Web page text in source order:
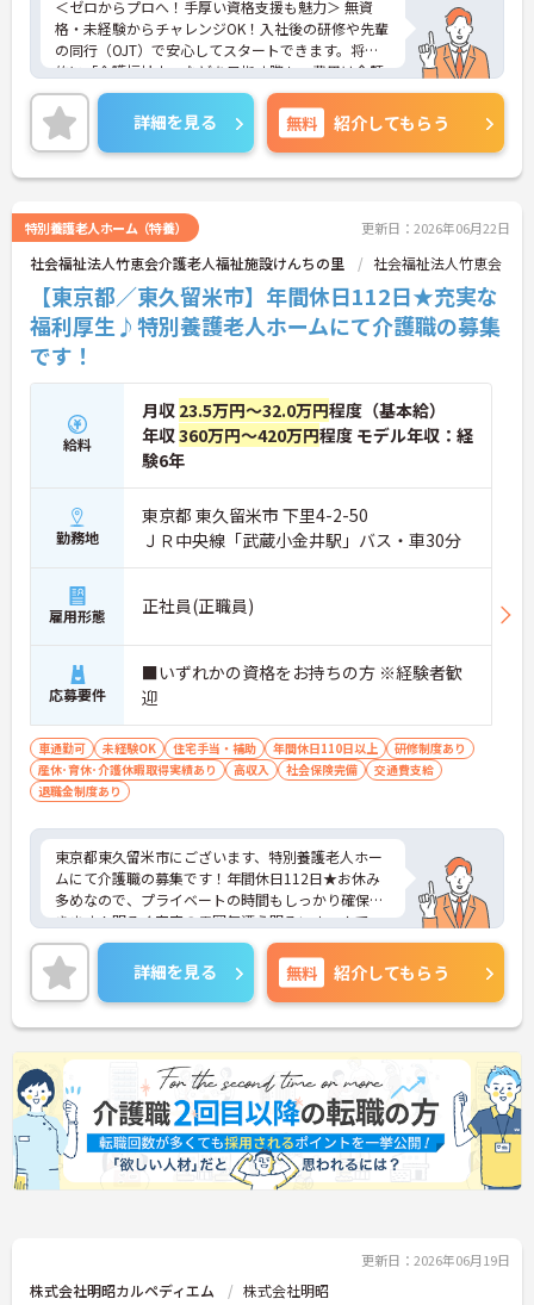
＜ゼロからプロへ！手厚い資格支援も魅力＞ 無資
格・未経験からチャレンジOK！入社後の研修や先輩
の同行（OJT）で安心してスタートできます。将来
的に「介護福祉士」などを目指す際も、費用は全額
会社負担。一人ひとりの「学びたい」を全力で応援
します！
＜高収入＆選べる休みで充実＞ 月給32万円（夜勤あ
り）の厚待遇に加え、基本的に定時退社OK♪休日は
曜日固定の「完全週休2日制」で予定が立てやす
り稼いでしっかり休む、メリハリある働き方が可能
です。
＜意見を言い合えるフラットな関係＞ 気付きや提案
を遠慮なく共有できる、風通しの良い職場です。ご
利用者様の小さな変化を見逃さない「観察眼」を大
切にし、スタッフ同士も互いに配慮し合える温かい
関係性を築いています。
詳細を見る 無料 紹介してもらう
特別養護老人ホーム（特養） 更新日：2026年06月22日
社会福祉法人竹恵会介護老人福祉施設けんちの里 社会福祉法人竹恵会
【東京都／東久留米市】年間休日112日★充実な
福利厚生♪特別養護老人ホームにて介護職の募集
です！
給料
月収 23.5万円～32.0万円程度（基本給）
年収360万円～420万円程度 モデル年収：経
験6年
勤務地
東京都 東久留米市 下里4-2-50
ＪＲ中央線「武蔵小金井駅」バス・車30分
雇用形態 正社員(正職員)
応募要件
■いずれかの資格をお持ちの方 ※経験者歓
迎
車通勤可 未経験OK 住宅手当・補助 年間休日110日以上
研修制度あり
産休･育休･介護休暇取得実績あり
高収入 社会保険完備
交通費支給
退職金制度あり
東京都東久留米市にございます、特別養護老人ホー
ムにて介護職の募集です！年間休日112日★お休み
多めなので、プライベートの時間もしっかり確保で
きます！明るく家庭の雰囲気漂う明るいホームで
す。研修制度も整っているのでスキルアップも目指
すことができる環境です。ご興味のある方は是非お
気軽にお問い合わせください。
詳細を見る 無料 紹介してもらう
更新日：2026年06月19日
株式会社明昭カルペディエム 株式会社明昭